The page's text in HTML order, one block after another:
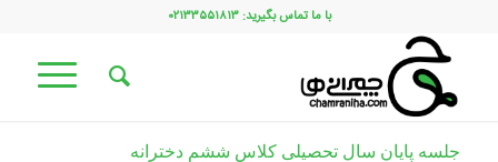
با ما تماس بگیرید: ۰۲۱۳۳۵۵۱۸۱۳
جلسه پایان سال تحصیلی کلاس ششم دخترانه